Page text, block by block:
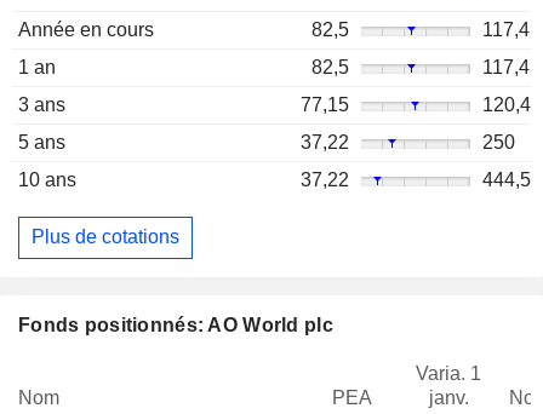
Année en cours
82,5
117,4
1 an
82,5
117,4
3 ans
77,15
120,4
5 ans
37,22
250
10 ans
37,22 444,5
Plus de cotations
Fonds positionnés: AO World plc
Nom PEA
Varia. 1
janv.